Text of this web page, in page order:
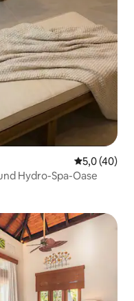
5,0 (40)
Hydro-Spa-Oase